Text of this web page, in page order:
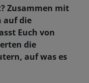
Zusammen mit
auf die
Euch von
die
auf was es